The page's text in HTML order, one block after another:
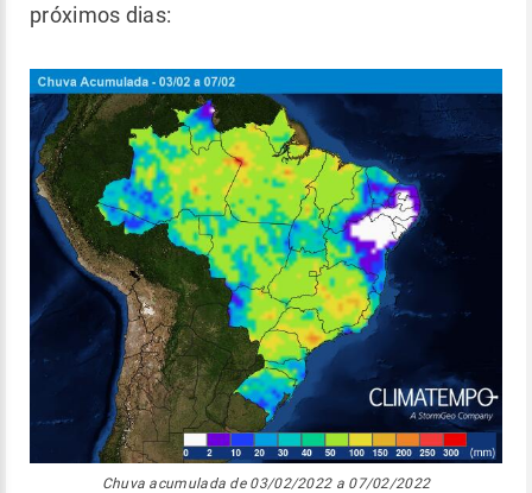
próximos dias:
Chuva acumulada de 03/02/2022 a 07/02/2022